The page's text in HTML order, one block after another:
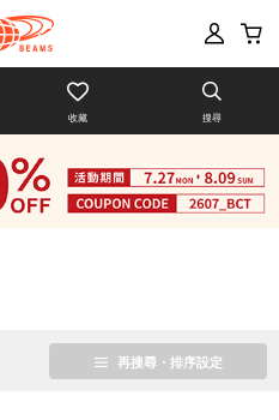
收藏 搜尋
再搜尋・排序設定